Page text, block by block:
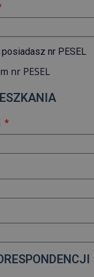
nr PESEL
nr PESEL